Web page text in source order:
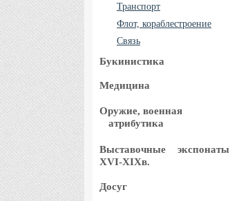
Транспорт
Флот, кораблестроение
Связь
Букинистика
Медицина
Оружие, военная
атрибутика
Выставочные
экспонаты
XVI-XIXв.
Досуг